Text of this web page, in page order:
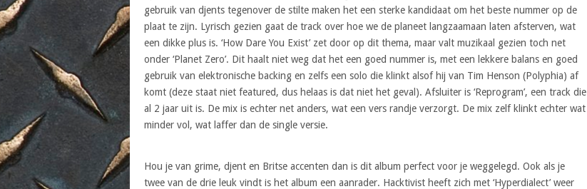
gebruik van djents tegenover de stilte maken het een sterke kandidaat om het beste nummer op de
plaat te zijn. Lyrisch gezien gaat de track over hoe we de planeet langzaamaan laten afsterven, wat
een dikke plus is. ‘How Dare You Exist’ zet door op dit thema, maar valt muzikaal gezien toch net
onder ‘Planet Zero’. Dit haalt niet weg dat het een goed nummer is, met een lekkere balans en goed
gebruik van elektronische backing en zelfs een solo die klinkt alsof hij van Tim Henson (Polyphia) af
komt (deze staat niet featured, dus helaas is dat niet het geval). Afsluiter is ‘Reprogram’, een track die
al 2 jaar uit is. De mix is echter net anders, wat een vers randje verzorgt. De mix zelf klinkt echter wat
minder vol, wat laffer dan de single versie.
Hou je van grime, djent en Britse accenten dan is dit album perfect voor je weggelegd. Ook als je
twee van de drie leuk vindt is het album een aanrader. Hacktivist heeft zich met ‘Hyperdialect’ weer